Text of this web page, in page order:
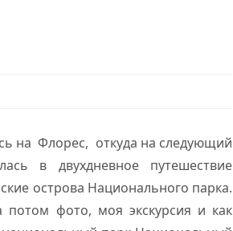
на Флорес, откуда на следующий
в двухдневное путешествие
острова Национального парка.
фото, моя экскурсия и как